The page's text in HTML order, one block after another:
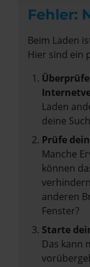
Fehler:
Beim Laden
Hier sind ein
Laden
deine
Prüfe
Manche
können
anderen
Fenster?
Starte
Das kann